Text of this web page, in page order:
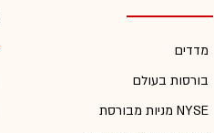
מדדים
בורסות בעולם
מניות מבורסת NYSE